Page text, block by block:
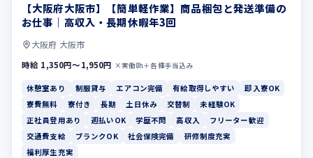
休憩室あり 制服貸与
【大阪府大阪市】【簡単軽作業】商品梱包と発送準備の
お仕事｜高収入・長期休暇年3回
大阪府 大阪市
時給 1,350円〜1,950円 ×実働8h＋各種手当込み
休憩室あり 制服貸与 エアコン完備 有給取得しやすい
即入寮OK
寮費無料
寮付き 長期 土日休み 交替制
未経験OK
正社員登用あり
週払いOK 学歴不問 高収入
フリーター歓迎
交通費支給
ブランクOK 社会保険完備
研修制度充実
福利厚生充実